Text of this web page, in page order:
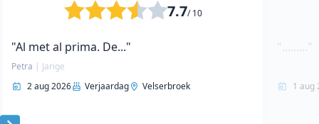
7.7/ 10
"Al met al prima. De..."
Petra | Jarige
2 aug 2026
Verjaardag Velserbroek
"........."
1 aug